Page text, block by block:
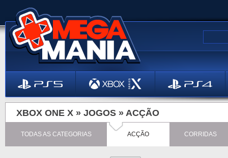
XBOX ONE X » JOGOS » ACÇÃO
TODAS AS CATEGORIAS ACÇÃO CORRIDAS